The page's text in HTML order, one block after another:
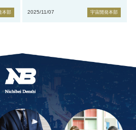
本部 2025/11/07 宇宙開発本部